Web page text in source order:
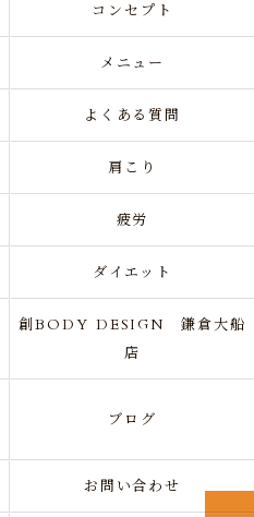
コンセプト
メニュー
よくある質問
肩こり
疲労
ダイエット
創BODY DESIGN 鎌倉大船
店
ブログ
お問い合わせ